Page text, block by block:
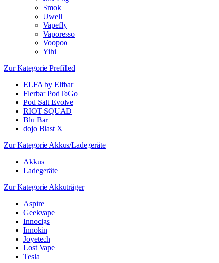
Smok
Uwell
Vapefly
Vaporesso
Voopoo
Yihi
Zur Kategorie Prefilled
ELFA by Elfbar
Flerbar PodToGo
Pod Salt Evolve
RIOT SQUAD
Blu Bar
dojo Blast X
Zur Kategorie Akkus/Ladegeräte
Akkus
Ladegeräte
Zur Kategorie Akkuträger
Aspire
Geekvape
Innocigs
Innokin
Joyetech
Lost Vape
Tesla